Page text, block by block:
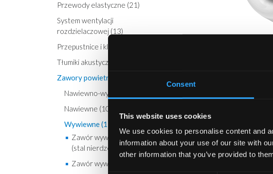
Consent
This website uses cookies
We use cookies to personalise content and
information about your use of our site with
other information that you’ve provided to
Przewody elastyczne (21)
System wentylacji
rozdzielaczowej (13)
Przepustnice i klapy rewizyjne (70)
Tłumiki akustyczne (58)
Zawory powietrzne (42)
Nawiewno-wywiewne (5)
Nawiewne (10)
Wywiewne (11)
Zawór wywiewny EV-S
(stal nierdzewna)
Zawór wywiewny KDPF
Zawór do powietrza
Do połączenia z
Materiały i